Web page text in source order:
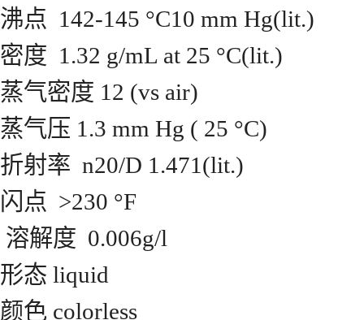
沸点 142-145 °C10 mm Hg(lit.)
密度 1.32 g/mL at 25 °C(lit.)
蒸气密度 12 (vs air)
蒸气压 1.3 mm Hg ( 25 °C)
折射率 n20/D 1.471(lit.)
闪点 >230 °F
溶解度 0.006g/l
形态 liquid
颜色 colorless